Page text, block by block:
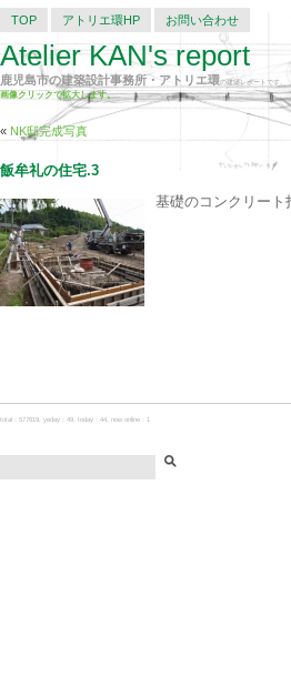
TOP アトリエ環HP お問い合わせ
Atelier KAN's report
鹿児島市の建築設計事務所・アトリエ環の建築レポートです。
画像クリックで拡大します。
« NK邸完成写真
飯牟礼の住宅.3
基礎のコンクリート
total：577619, yeday：49, today：44, now online：1